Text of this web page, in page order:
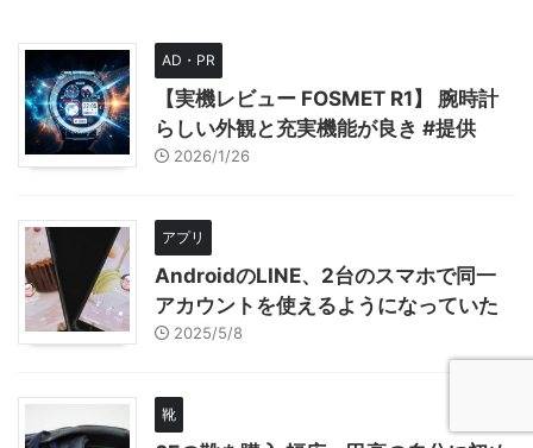
AD・PR
【実機レビュー FOSMET R1】 腕時計
らしい外観と充実機能が良き #提供
2026/1/26
アプリ
AndroidのLINE、2台のスマホで同一
アカウントを使えるようになっていた
2025/5/8
靴